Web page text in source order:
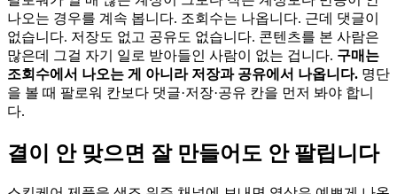
나오는 경우를 계속 봅니다. 조회수는 나옵니다. 근데 댓글이
없습니다. 저장도 없고 공유도 없습니다. 콘텐츠를 본 사람은
많은데 그걸 자기 일로 받아들인 사람이 없는 겁니다. 구매는
조회수에서 나오는 게 아니라 저장과 공유에서 나옵니다. 명단
을 볼 때 팔로워 칸보다 댓글·저장·공유 칸을 먼저 봐야 합니
다.
결이 안 맞으면 잘 만들어도 안 팔립니다